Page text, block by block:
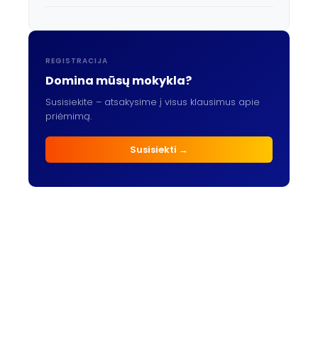
REGISTRACIJA
Domina mūsų mokykla?
Susisiekite – atsakysime į visus klausimus apie
priėmimą.
Susisiekti →